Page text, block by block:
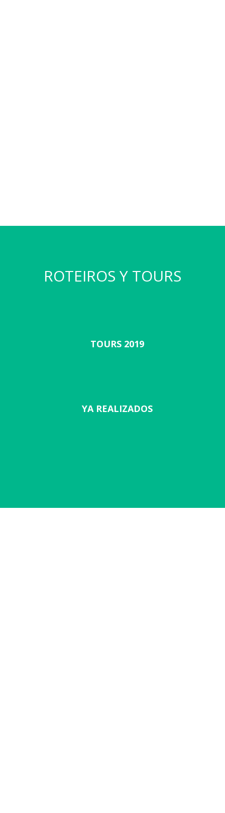
ROTEIROS Y TOURS
TOURS 2019
YA REALIZADOS